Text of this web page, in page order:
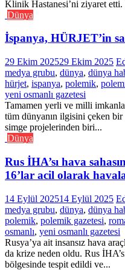
Klinik Hastanesi’ni ziyaret etti.
Dünya
İspanya, HÜRJET’in
29 Ekim 202529 Ekim 2025
medya grubu, dünya, dünya
hürjet, ispanya, polemik,
yeni osmanlı gazetesi
Tamamen yerli ve milli
tüm dünyanın ilgisini çeken
simge projelerinden biri...
Dünya
Rus İHA’sı hava
16’lar acil olarak
14 Eylül 202514 Eylül 2025
medya grubu, dünya, dünya
polemik, polemik gazetesi,
osmanlı, yeni osmanlı gazetesi
Rusya’ya ait insansız hava
da krize neden oldu. Rus
bölgesinde tespit edildi ve...